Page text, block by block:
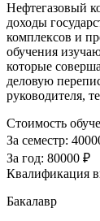
Нефтегазовый
доходы
комплексов и
обучения
которые
деловую
руководителя,
Стоимость
За семестр:
За год: 80000 ₽
Квалификация
Бакалавр